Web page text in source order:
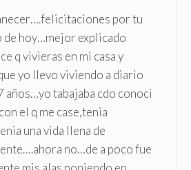
por tu
de hoy…mejor explicado
q vivieras en mi casa y
yo llevo viviendo a diario
años…yo tabajaba cdo conoci
el q me case,tenia
una vida llena de
no…de a poco fue